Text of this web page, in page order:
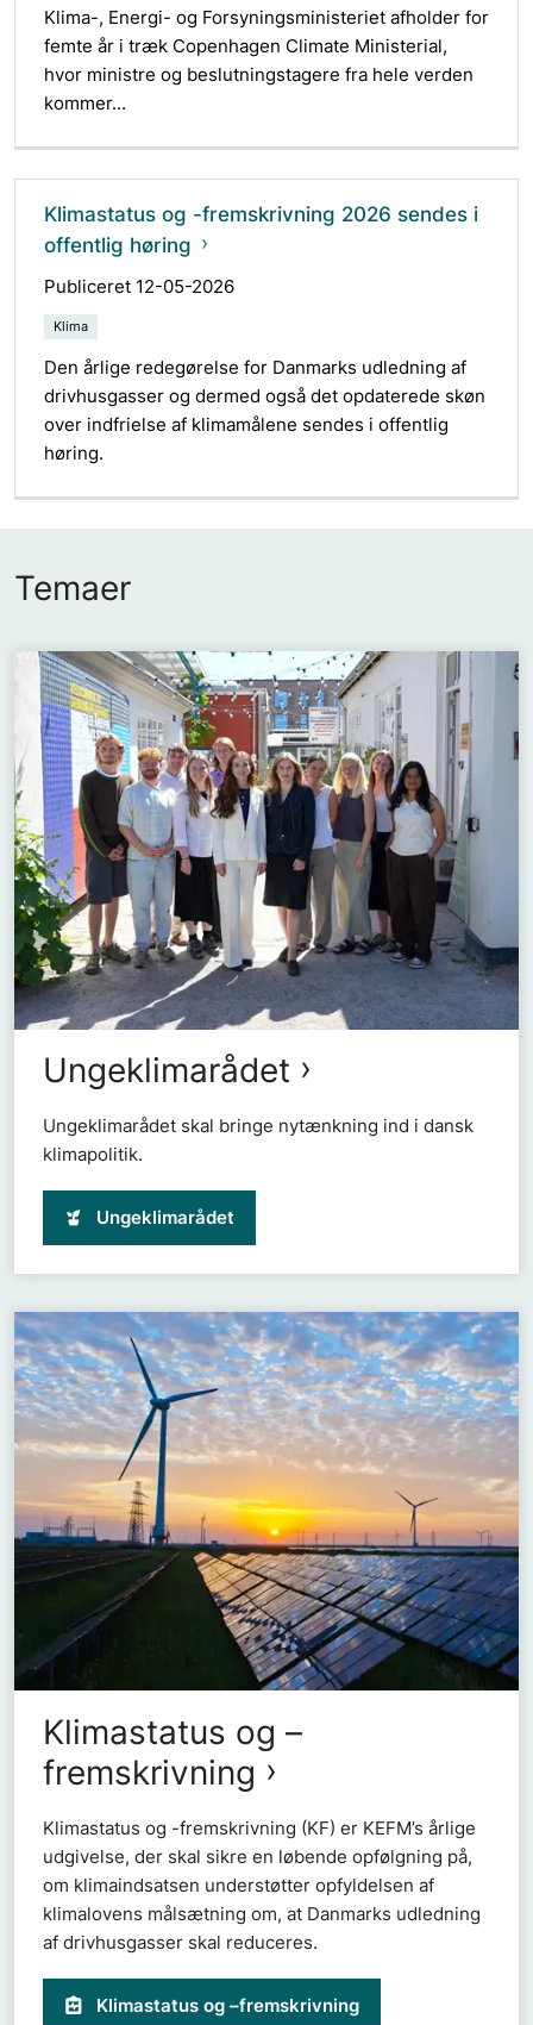
Klima-, Energi- og Forsyningsministeriet afholder for
femte år i træk Copenhagen Climate Ministerial,
hvor ministre og beslutningstagere fra hele verden
kommer...
Klimastatus og -fremskrivning 2026 sendes i
offentlig høring
Publiceret 12-05-2026
Klima
Den årlige redegørelse for Danmarks udledning af
drivhusgasser og dermed også det opdaterede skøn
over indfrielse af klimamålene sendes i offentlig
høring.
Temaer
Ungeklimarådet
Ungeklimarådet skal bringe nytænkning ind i dansk
klimapolitik.
Ungeklimarådet
Klimastatus og –
fremskrivning
Klimastatus og -fremskrivning (KF) er KEFM’s årlige
udgivelse, der skal sikre en løbende opfølgning på,
om klimaindsatsen understøtter opfyldelsen af
klimalovens målsætning om, at Danmarks udledning
af drivhusgasser skal reduceres.
Klimastatus og –fremskrivning